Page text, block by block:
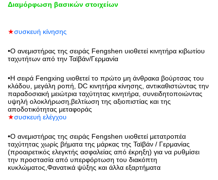
Διαμόρφωση βασικών στοιχείων
★συσκευή κίνησης
•Ο ανεμιστήρας της σειράς Fengshen υιοθετεί κινητήρα κιβωτίου
ταχυτήτων από την Ταϊβάν/Γερμανία
•Η σειρά Fengxing υιοθετεί το πρώτο μη άνθρακα βούρτσας του
κλάδου, μεγάλη ροπή, DC κινητήρα κίνησης, αντικαθιστώντας την
παραδοσιακή μειώτρια ταχύτητας κινητήρα, συνειδητοποιώντας
υψηλή ολοκλήρωση,βελτίωση της αξιοπιστίας και της
αποδοτικότητας μεταφοράς
★συσκευή ελέγχου
•Ο ανεμιστήρας της σειράς Fengshen υιοθετεί μετατροπέα
ταχύτητας χωρίς βήματα της μάρκας της Ταϊβάν / Γερμανίας
(προαιρετικός ελεγκτής ασφαλείας από έκρηξη) για να ρυθμίσει
την προστασία από υπερφόρτωση του διακόπτη
κυκλώματος,Φανατικά ψύξης και άλλα εξαρτήματα